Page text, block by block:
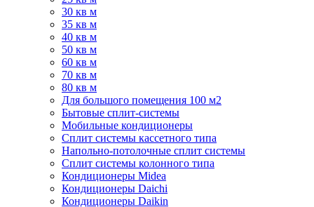
30 кв м
35 кв м
40 кв м
50 кв м
60 кв м
70 кв м
80 кв м
Для большого помещения 100 м2
Бытовые сплит-системы
Мобильные кондиционеры
Сплит системы кассетного типа
Напольно-потолочные сплит системы
Сплит системы колонного типа
Кондиционеры Midea
Кондиционеры Daichi
Кондиционеры Daikin